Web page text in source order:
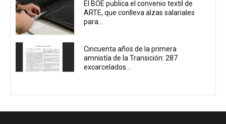
El BOE publica el convenio textil de
ARTE, que conlleva alzas salariales
para...
Cincuenta años de la primera
amnistía de la Transición: 287
excarcelados...